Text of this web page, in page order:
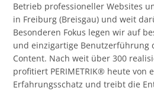
Betrieb professioneller Websites
in Freiburg (Breisgau) und weit
Besonderen Fokus legen wir auf
und einzigartige Benutzerführung
Content. Nach weit über 300
profitiert PERIMETRIK® heute von
Erfahrungsschatz und treibt die